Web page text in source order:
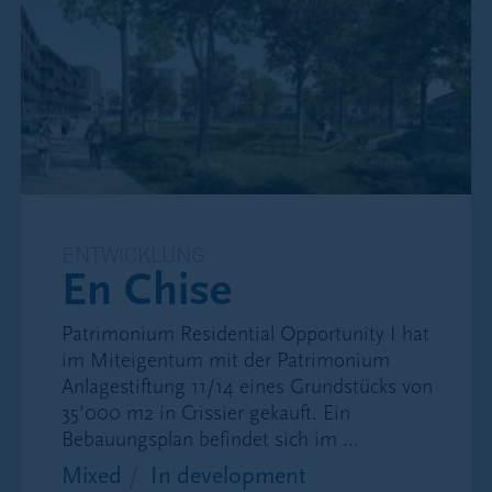
Unternehmen, Fonds oder anderen
Anlageinstrumenten zu informieren. Anleger
sollten sich an einen qualifizierten Steuerberater
wenden, um sich über die möglichen steuerlichen
Folgen des Besitzes, Kaufs oder Verkaufs von
Anteilen an Unternehmen, Fonds oder anderen
Anlageinstrumenten zu informieren.
Die auf der Website enthaltenen Informationen
über Dienstleistungen und Produkte von
Patrimonium sind nicht für Personen bestimmt,
die in einem Land oder einer Jurisdiktion wohnen,
in dem der Zugang zu solchen Informationen oder
die Veröffentlichung solcher Informationen
gesetzlich verboten ist.
En Chise
Patrimonium Residential Opportunity I hat
im Miteigentum mit der Patrimonium
Anlagestiftung 11/14 eines Grundstücks von
35’000 m2 in Crissier gekauft. Ein
Bebauungsplan befindet sich im ...
Mixed In development